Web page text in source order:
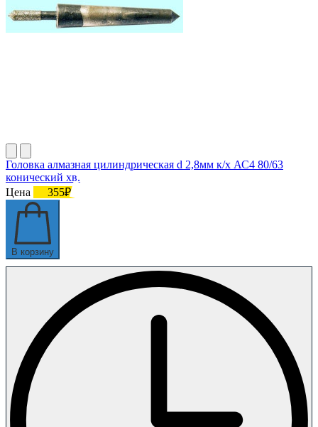
Головка алмазная цилиндрическая d 2,8мм к/х АС4 80/63
конический хв.
Цена
355₽
В корзину